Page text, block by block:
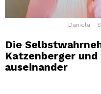
Daniela -
Die
Katzenberger
auseinander